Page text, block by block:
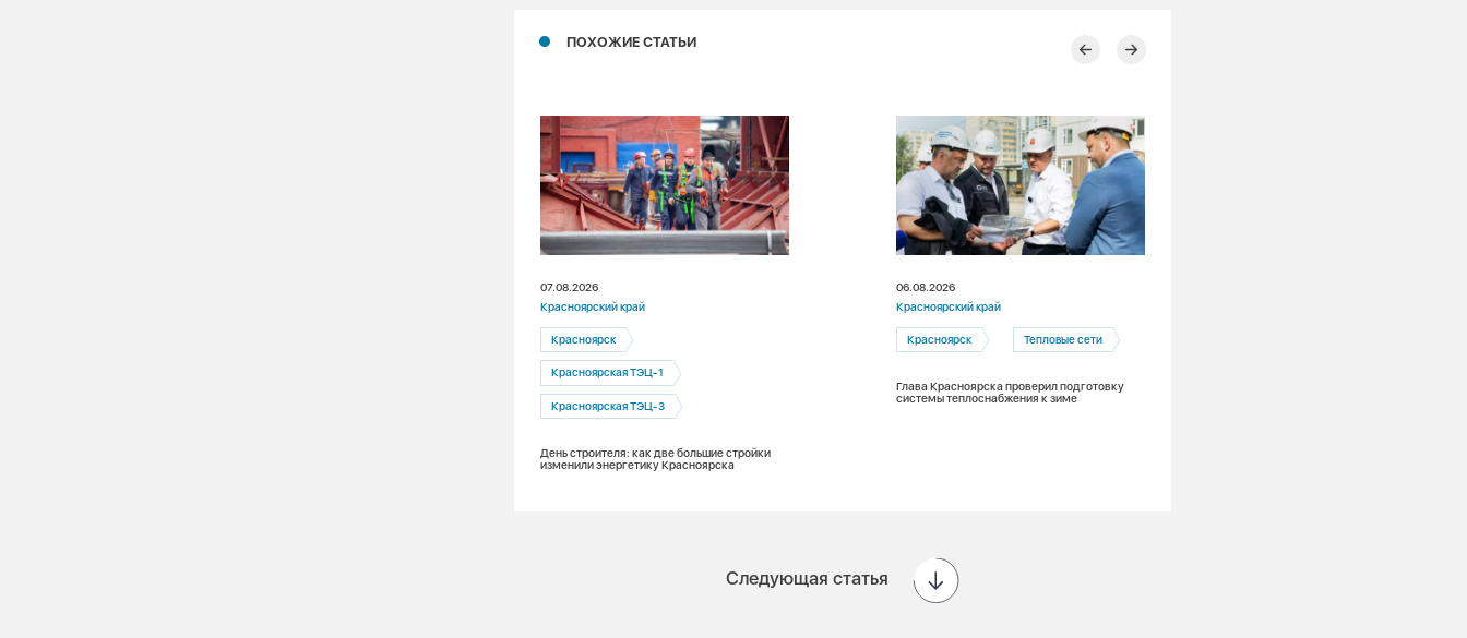
ПОХОЖИЕ СТАТЬИ
07.08.2026
Красноярский край
Красноярск
Красноярская ТЭЦ-1
Красноярская ТЭЦ-3
День строителя: как две большие стройки
изменили энергетику Красноярска
06.08.2026
Красноярский край
Красноярск Тепловые сети
Глава Красноярска проверил подготовку
системы теплоснабжения к зиме
Следующая статья